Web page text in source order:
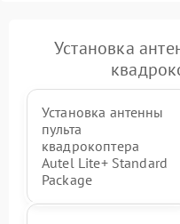
Установка
Установка антенны
пульта
квадрокоптера
Autel Lite+ Standard
Package